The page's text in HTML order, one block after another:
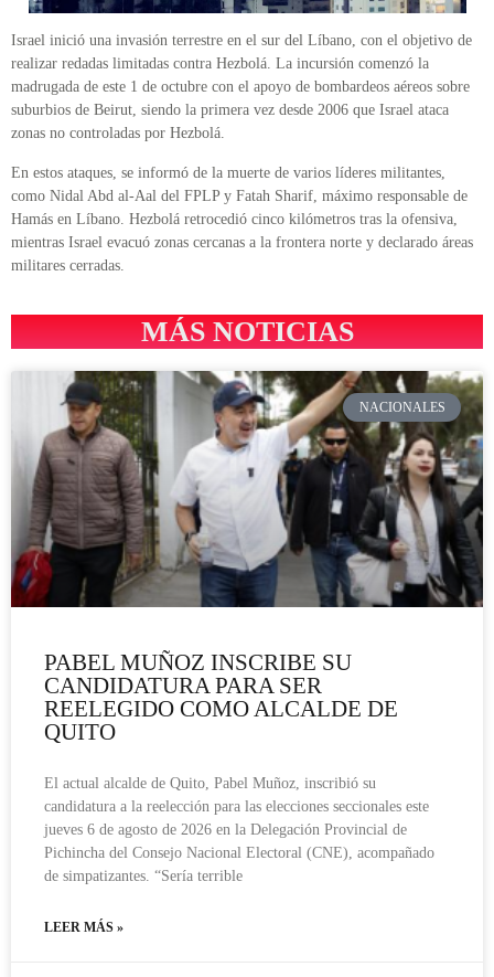
Israel inició una invasión terrestre en el sur del Líbano, con el objetivo de
realizar redadas limitadas contra Hezbolá. La incursión comenzó la
madrugada de este 1 de octubre con el apoyo de bombardeos aéreos sobre
suburbios de Beirut, siendo la primera vez desde 2006 que Israel ataca
zonas no controladas por Hezbolá.
En estos ataques, se informó de la muerte de varios líderes militantes,
como Nidal Abd al-Aal del FPLP y Fatah Sharif, máximo responsable de
Hamás en Líbano. Hezbolá retrocedió cinco kilómetros tras la ofensiva,
mientras Israel evacuó zonas cercanas a la frontera norte y declarado áreas
militares cerradas.
MÁS NOTICIAS
NACIONALES
PABEL MUÑOZ INSCRIBE SU
CANDIDATURA PARA SER
REELEGIDO COMO ALCALDE DE
QUITO
El actual alcalde de Quito, Pabel Muñoz, inscribió su
candidatura a la reelección para las elecciones seccionales este
jueves 6 de agosto de 2026 en la Delegación Provincial de
Pichincha del Consejo Nacional Electoral (CNE), acompañado
de simpatizantes. “Sería terrible
LEER MÁS »